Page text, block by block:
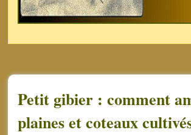
Petit gibier : comment
plaines et coteaux